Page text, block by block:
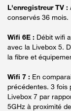
L'enregistreur TV :
conservés 36 mois.
Wifi 6E : Débit wifi
avec la Livebox 5.
la fibre et
Wifi 7 : En
précédentes. 3 fois
Livebox 7 par
5GHz à proximité